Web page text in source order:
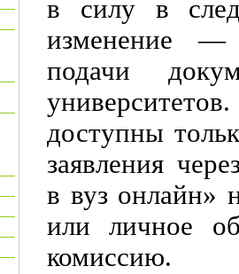
в силу в
изменение —
подачи
доступны
заявления
в вуз онлайн»
или личное
комиссию.